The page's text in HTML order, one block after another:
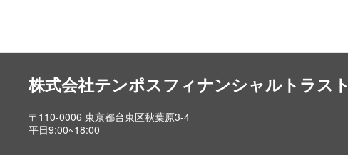
株式会社テンポスフィナンシャルトラスト
〒110-0006 東京都台東区秋葉原3-4
平日9:00~18:00